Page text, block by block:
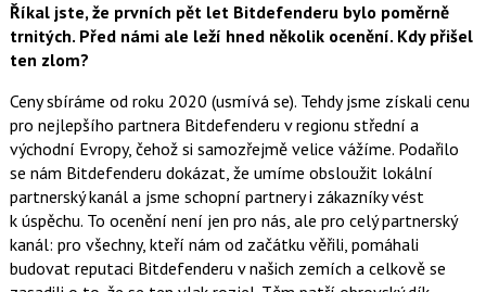
Říkal jste, že prvních pět let Bitdefenderu bylo poměrně
trnitých. Před námi ale leží hned několik ocenění. Kdy přišel
ten zlom?
Ceny sbíráme od roku 2020 (usmívá se). Tehdy jsme získali cenu
pro nejlepšího partnera Bitdefenderu v regionu střední a
východní Evropy, čehož si samozřejmě velice vážíme. Podařilo
se nám Bitdefenderu dokázat, že umíme obsloužit lokální
partnerský kanál a jsme schopní partnery i zákazníky vést
k úspěchu. To ocenění není jen pro nás, ale pro celý partnerský
kanál: pro všechny, kteří nám od začátku věřili, pomáhali
budovat reputaci Bitdefenderu v našich zemích a celkově se